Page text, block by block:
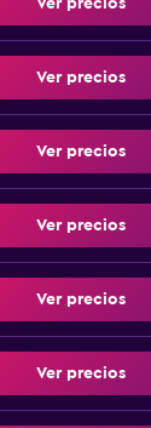
Ver precios
Ver precios
Ver precios
Ver precios
Ver precios
Ver precios